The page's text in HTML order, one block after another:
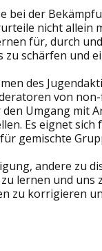
bei der
nicht allein
für, durch
schärfen und
des
von
Umgang mit
Es eignet
gemischte
andere zu
lernen und
zu korrigieren